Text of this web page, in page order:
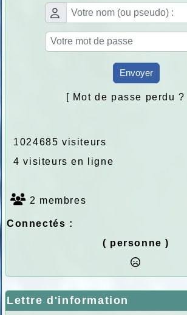
Envoyer
[ Mot de passe perdu ?
1024685 visiteurs
4 visiteurs en ligne
2 membres
Connectés :
( personne )
Lettre d'information